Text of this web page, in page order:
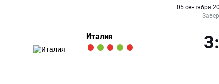
05 сентября
Италия